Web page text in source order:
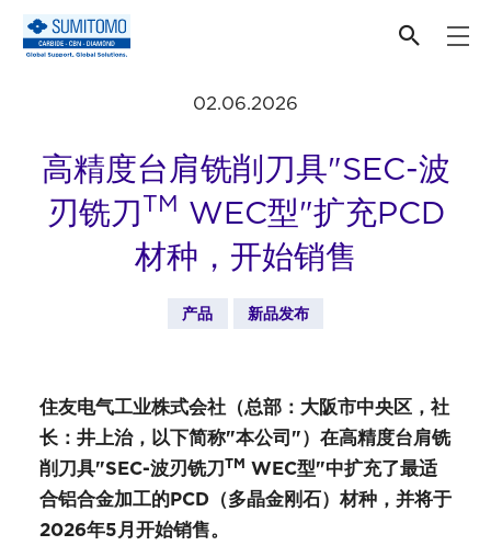
最新新闻
02.06.2026
高精度台肩铣削刀具"SEC-波
刃铣刀TM WEC型"扩充PCD
材种，开始销售
产品 新品发布
住友电气工业株式会社（总部：大阪市中央区，社
长：井上治，以下简称"本公司"）在高精度台肩铣
削刀具"SEC-波刃铣刀TM WEC型"中扩充了最适
合铝合金加工的PCD（多晶金刚石）材种，并将于
2026年5月开始销售。